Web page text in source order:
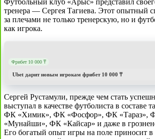
тренера — Сергея Тагиева. Этот опытный
за плечами не только тренерскую, но и
как игрока.
Фрибет 10 000 ₸
Ubet дарит новым игрокам фрибет 10 000 ₸
Сергей Рустамули, прежде чем стать
выступал в качестве футболиста в составе
ФК «Химик», ФК «Фосфор», ФК «Тараз»,
«Мунайши», ФК «Кайсар» и даже в
Его богатый опыт игры на поле приносит в